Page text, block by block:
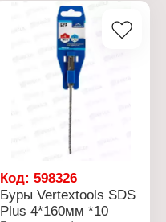
высокотемпературным и
износостойким припоем
что гарантирует высокий
срок службы.
Характеристики:
Бренд: Vertextools
Артикул: 999-16-160
Тип товара: Бур
Назначение: для
перфоратора
Применение: по бетону
Тип хвостовика: SDS-
plus
Диаметр, мм: 16
Длина, мм: 160
Код:598326
Буры Vertextools SDS
Plus 4*160мм *10